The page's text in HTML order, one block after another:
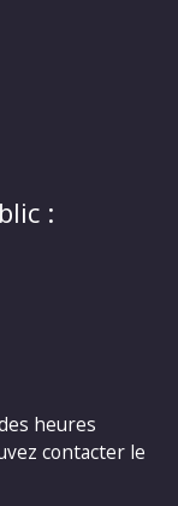
:
heures
contacter le